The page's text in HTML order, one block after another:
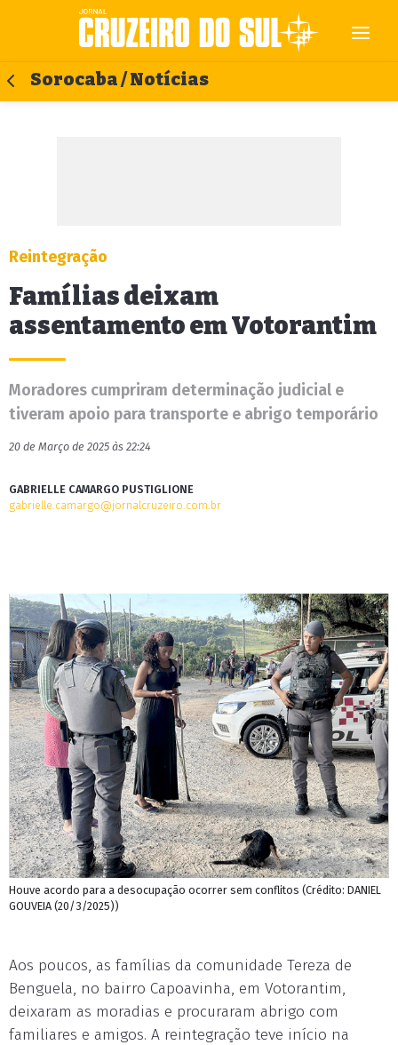
Sorocaba / Notícias
Reintegração
Famílias deixam
assentamento em Votorantim
Moradores cumpriram determinação judicial e
tiveram apoio para transporte e abrigo temporário
20 de Março de 2025 às 22:24
GABRIELLE CAMARGO PUSTIGLIONE
gabrielle.camargo@jornalcruzeiro.com.br
Houve acordo para a desocupação ocorrer sem conflitos (Crédito: DANIEL
GOUVEIA (20/3/2025))
Aos poucos, as famílias da comunidade Tereza de
Benguela, no bairro Capoavinha, em Votorantim,
deixaram as moradias e procuraram abrigo com
familiares e amigos. A reintegração teve início na